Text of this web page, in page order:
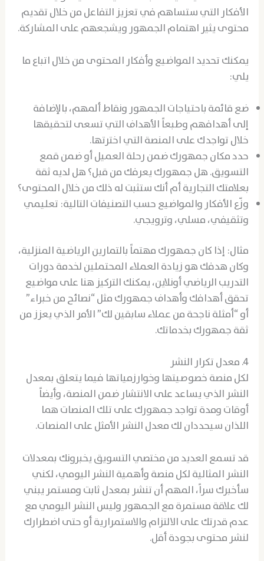
الأفكار التي ستساهم في تعزيز التفاعل من خلال تقديم
محتوى يثير اهتمام الجمهور ويشجعهم على المشاركة.
يمكنك تحديد المواضيع وأفكار المحتوى من خلال اتباع ما
يلي:
ضع قائمة باحتياجات الجمهور ونقاط ألمهم، بالإضافة
إلى أهدافهم وطبعاً الأهداف التي تسعى لتحقيقها
خلال تواجدك على المنصة التي اخترتها.
حدد مكان جمهورك ضمن رحلة العميل أو ضمن قمع
التسويق. هل جمهورك يعرفك من قبل؟ هل لديه ثقة
بعلامتك التجارية أم أنك ستثبت له ذلك من خلال المحتوى؟
وزّع الأفكار والمواضيع حسب التصنيفات التالية: تعليمي
وتثقيفي، مسلي، وترويجي.
مثال: إذا كان جمهورك مهتماً بالتمارين الرياضية المنزلية،
وكان هدفك هو زيادة العملاء المحتملين لخدمة دورات
التدريب الرياضي أونلاين، يمكنك التركيز هنا على مواضيع
تحقق أهدافك وأهداف جمهورك مثل “نصائح من خبراء”
أو “أمثلة ناجحة من عملاء سابقين لك” الأمر الذي يعزز من
ثقة جمهورك بخدماتك.
4. معدل تكرار النشر
لكل منصة خصوصيتها وخوارزمياتها فيما يتعلق بمعدل
النشر الذي يساعد على الانتشار ضمن المنصة، وأيضاً
أوقات ومدة تواجد جمهورك على تلك المنصات هما
اللذان سيحددان لك معدل النشر الأمثل على المنصات.
قد تسمع العديد من مختصي التسويق يخبرونك بمعدلات
النشر المثالية لكل منصة وأهمية النشر اليومي، لكني
سأخبرك سراً، المهم أن تنشر بمعدل ثابت ومستمر يبني
لك علاقة مستمرة مع الجمهور وليس النشر اليومي مع
عدم قدرتك على الالتزام والاستمرارية أو حتى اضطرارك
لنشر محتوى بجودة أقل.